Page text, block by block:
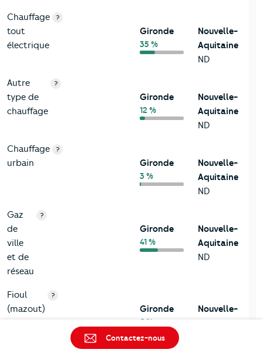
Chauffage
tout
électrique
?
Gironde
35 %
Nouvelle-
Aquitaine
ND
Autre
type de
chauffage
?
Gironde
12 %
Nouvelle-
Aquitaine
ND
Chauffage
urbain
?
Gironde
3 %
Nouvelle-
Aquitaine
ND
Gaz
de
ville
et de
réseau
?
Gironde
41 %
Nouvelle-
Aquitaine
ND
Fioul
(mazout)
?
Gironde
6 %
Nouvelle-
Contactez-nous